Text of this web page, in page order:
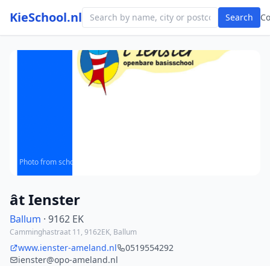
KieSchool.nl Search
Photo from school website
ât Ienster
Ballum · 9162 EK
Camminghastraat 11, 9162EK, Ballum
www.ienster-ameland.nl
0519554292
ienster@opo-ameland.nl